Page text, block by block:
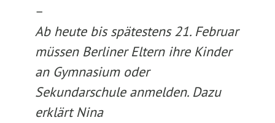
–
Ab heute bis spätestens 21. Februar
müssen Berliner Eltern ihre Kinder
an Gymnasium oder
Sekundarschule anmelden. Dazu
erklärt Nina